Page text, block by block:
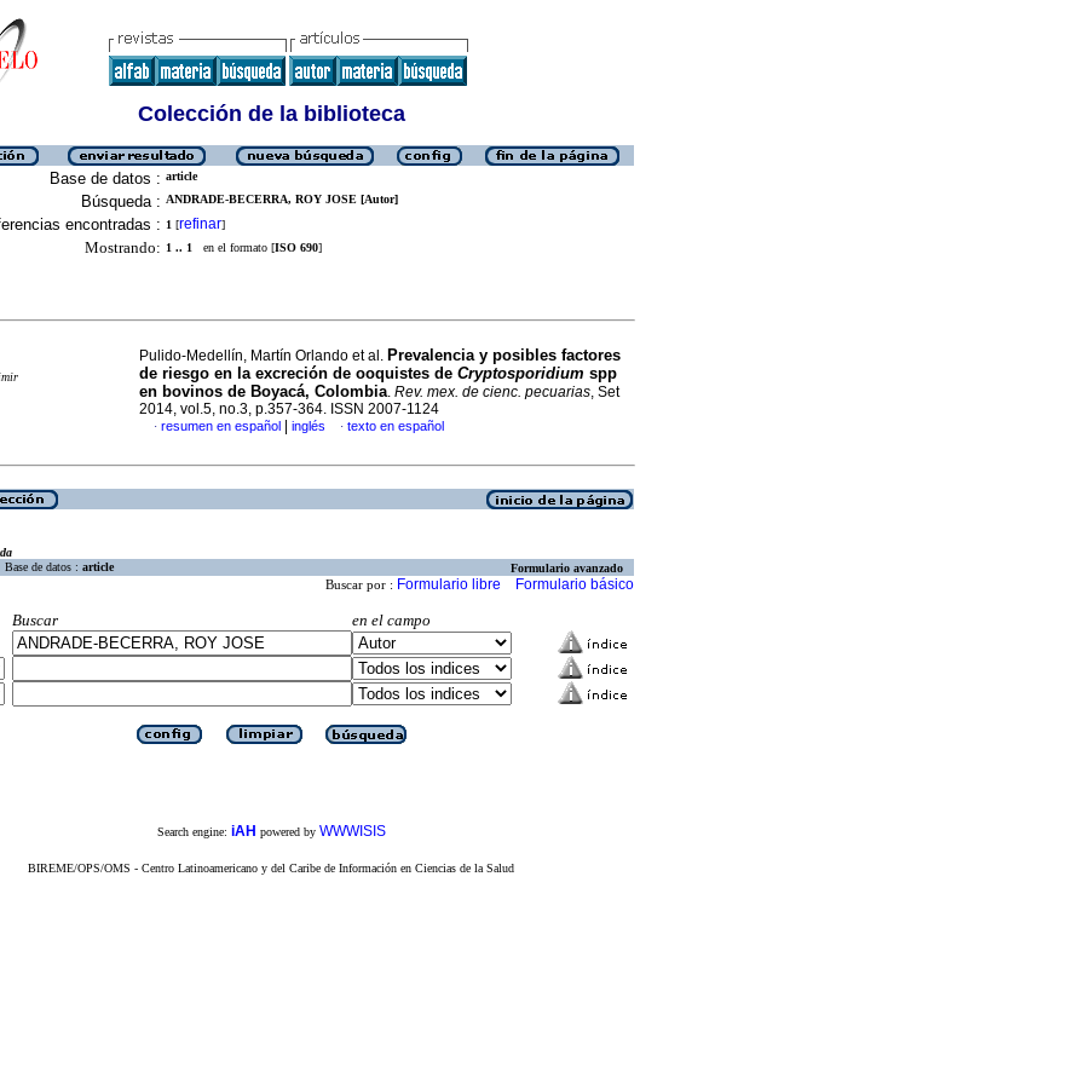
Colección de la biblioteca
Base de datos : article
Búsqueda : ANDRADE-BECERRA, ROY JOSE [Autor]
encontradas : 1 [refinar]
Mostrando: 1 .. 1 en el formato [ISO 690]
Pulido-Medellín, Martín Orlando et al. Prevalencia y posibles factores
de riesgo en la excreción de ooquistes de Cryptosporidium spp
en bovinos de Boyacá, Colombia. Rev. mex. de cienc. pecuarias, Set
2014, vol.5, no.3, p.357-364. ISSN 2007-1124
· resumen en español inglés · texto en español
Base de datos : article Formulario avanzado
Buscar por : Formulario libre Formulario básico
Buscar
en el campo
Search engine: iAH powered by WWWISIS
BIREME/OPS/OMS - Centro Latinoamericano y del Caribe de Información en Ciencias de la Salud